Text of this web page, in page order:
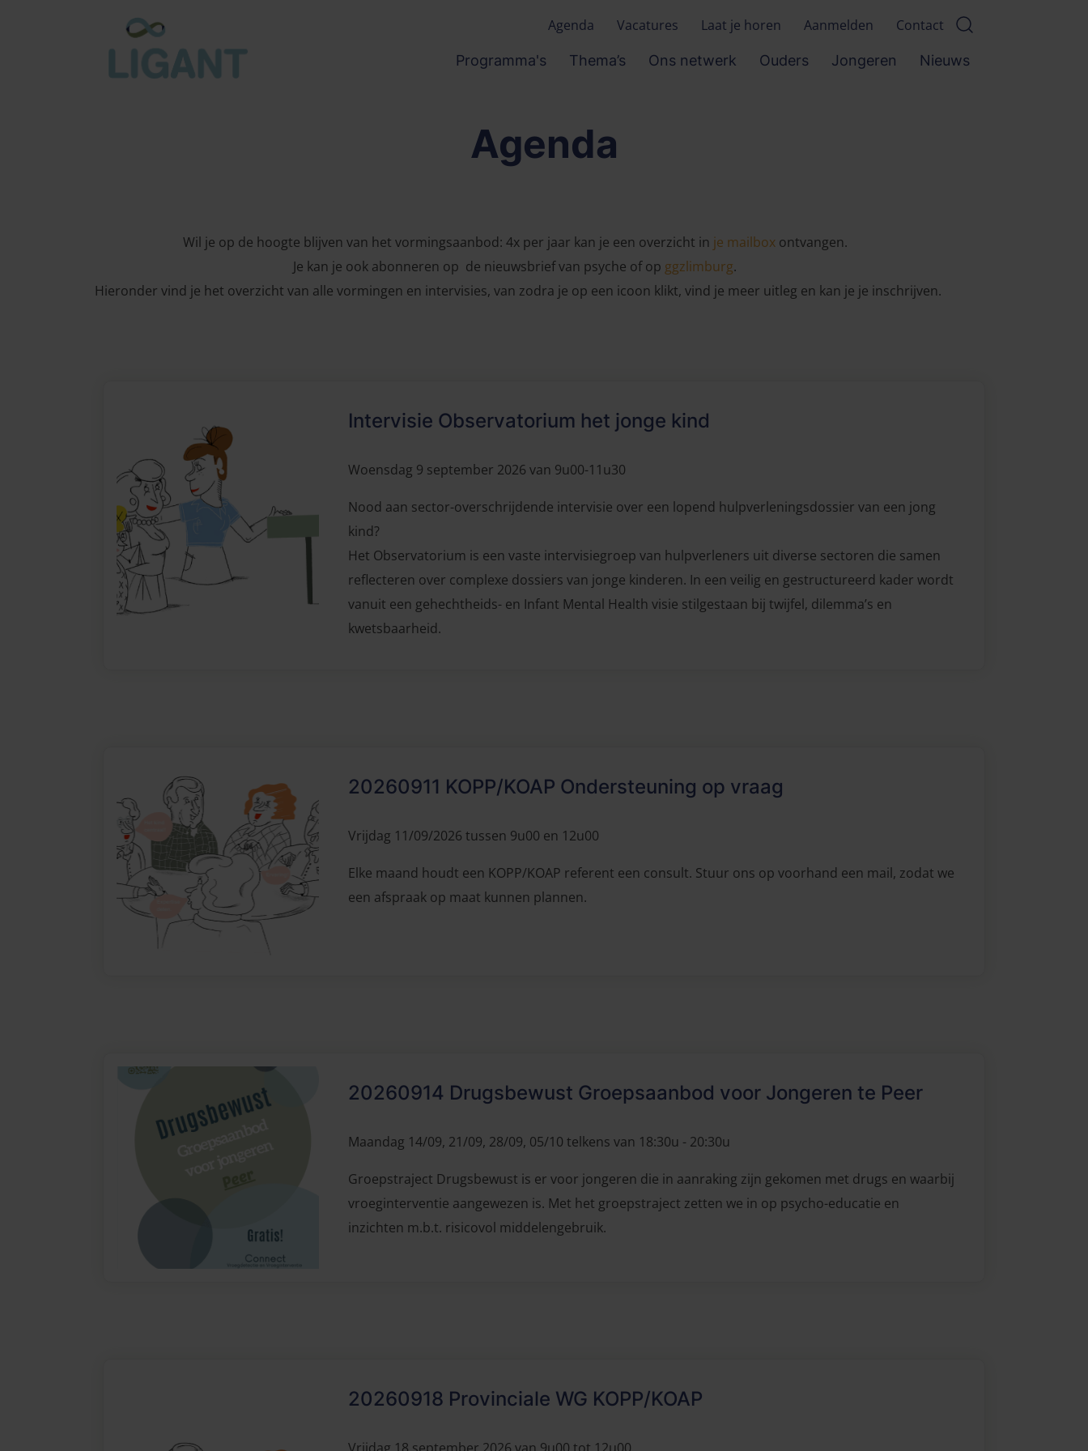
Agenda Vacatures Laat je horen Aanmelden Contact
Programma's Thema’s Ons netwerk Ouders Jongeren Nieuws
Agenda
Wil je op de hoogte blijven van het vormingsaanbod: 4x per jaar kan je een overzicht in je mailboxontvangen.
Je kan je ook abonneren op de nieuwsbrief van psyche of op ggzlimburg.
Hieronder vind je het overzicht van alle vormingen en intervisies, van zodra je op een icoon klikt, vind je meer uitleg en kan je je inschrijven.
Intervisie Observatorium het jonge kind
Nood aan sector-overschrijdende intervisie over een lopend hulpverleningsdossier van een jong
kind?
Het Observatorium is een vaste intervisiegroep van hulpverleners uit diverse sectoren die samen
reflecteren over complexe dossiers van jonge kinderen. In een veilig en gestructureerd kader wordt
vanuit een gehechtheids- en Infant Mental Health visie stilgestaan bij twijfel, dilemma’s en
kwetsbaarheid.
Woensdag 9 september 2026 van 9u00-11u30
20260911 KOPP/KOAP Ondersteuning op vraag
Elke maand houdt een KOPP/KOAP referent een consult. Stuur ons op voorhand een mail, zodat we
een afspraak op maat kunnen plannen.
Vrijdag 11/09/2026 tussen 9u00 en 12u00
20260914 Drugsbewust Groepsaanbod voor Jongeren te Peer
Groepstraject Drugsbewust is er voor jongeren die in aanraking zijn gekomen met drugs en waarbij
vroeginterventie aangewezen is. Met het groepstraject zetten we in op psycho-educatie en
inzichten m.b.t. risicovol middelengebruik.
Maandag 14/09, 21/09, 28/09, 05/10 telkens van 18:30u - 20:30u
20260918 Provinciale WG KOPP/KOAP